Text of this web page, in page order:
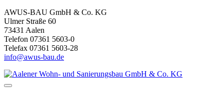
AWUS-BAU GmbH & Co. KG
Ulmer Straße 60
73431 Aalen
Telefon 07361 5603-0
Telefax 07361 5603-28
info@awus-bau.de